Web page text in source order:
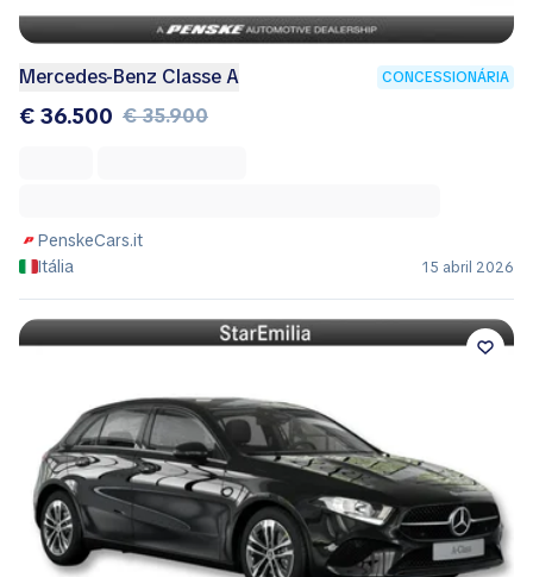
Mercedes-Benz Classe A CONCESSIONÁRIA
€ 36.500 € 35.900
PenskeCars.it
Itália
15 abril 2026